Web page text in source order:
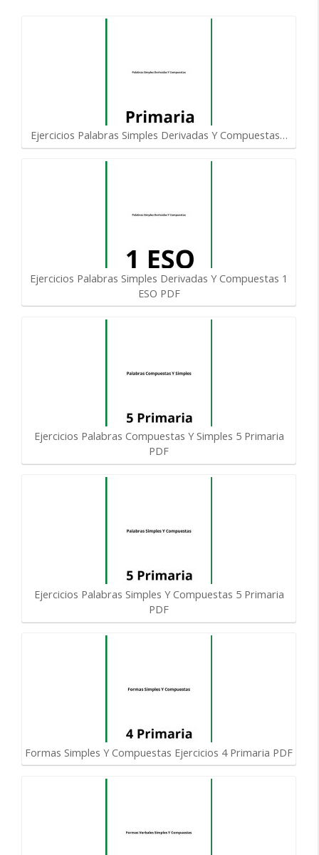
Ejercicios Palabras Simples Derivadas Y Compuestas…
Ejercicios Palabras Simples Derivadas Y Compuestas 1
ESO PDF
Ejercicios Palabras Compuestas Y Simples 5 Primaria
PDF
Ejercicios Palabras Simples Y Compuestas 5 Primaria
PDF
Formas Simples Y Compuestas Ejercicios 4 Primaria PDF